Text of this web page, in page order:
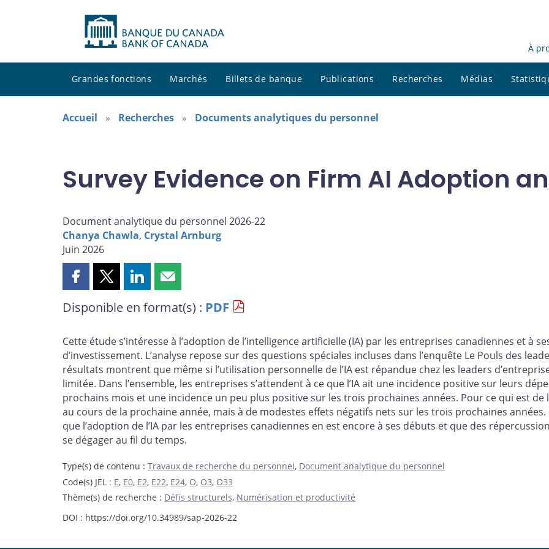
À
Grandes fonctions Marchés Billets de banque Publications Recherches Médias
Accueil Recherches Documents analytiques du personnel
Survey Evidence on Firm AI Adoption
Document analytique du personnel 2026-22
Chanya Chawla, Crystal Arnburg
Juin 2026
Partager
page
Facebook
Partager
page
X
Partager
page
LinkedIn
Partager
page
courriel
Disponible en format(s) : PDF
Cette étude s’intéresse à l’adoption de l’intelligence artificielle (IA) par les entreprises canadiennes et à
d’investissement. L’analyse repose sur des questions spéciales incluses dans l’enquête Le Pouls des
résultats montrent que même si l’utilisation personnelle de l’IA est répandue chez les leaders
limitée. Dans l’ensemble, les entreprises s’attendent à ce que l’IA ait une incidence positive sur leurs
prochains mois et une incidence un peu plus positive sur les trois prochaines années. Pour ce qui est de
au cours de la prochaine année, mais à de modestes effets négatifs nets sur les trois prochaines
que l’adoption de l’IA par les entreprises canadiennes en est encore à ses débuts et que des
se dégager au fil du temps.
Type(s) de contenu : Travaux de recherche du personnel, Document analytique du personnel
Code(s) JEL : E, E0, E2, E22, E24, O, O3, O33
Thème(s) de recherche : Défis structurels, Numérisation et productivité
DOI : https://doi.org/10.34989/sap-2026-22